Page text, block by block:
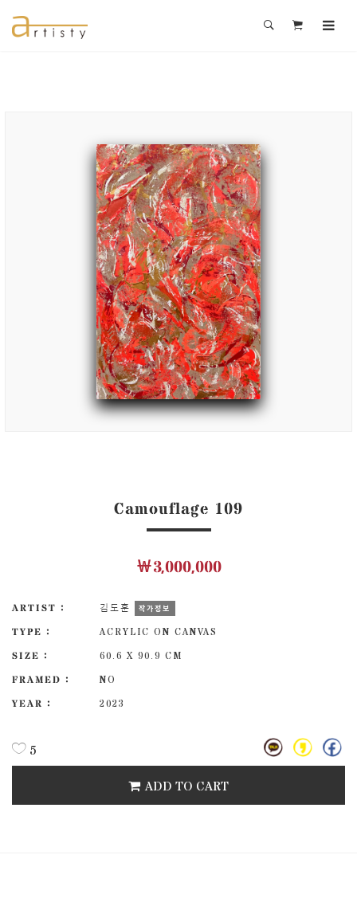
Camouflage 109
￦3,000,000
ARTIST : 김도훈 작가정보
TYPE :
ACRYLIC ON CANVAS
SIZE :
60.6 X 90.9 CM
FRAMED :
NO
YEAR :
2023
5
ADD TO CART